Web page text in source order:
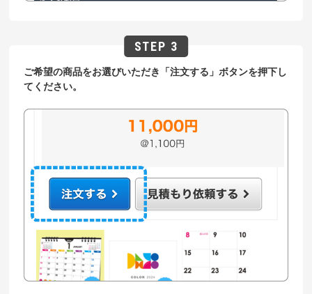
ご希望の商品をお選びいただき「注文する」ボタンを押下し
てください。